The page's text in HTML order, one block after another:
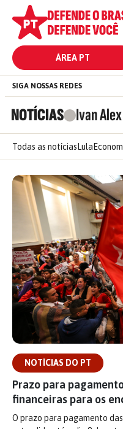
ÁREA PT
NOTÍCIAS Ivan Alex
SIGA NOSSAS REDES
Todas as notícias Lula
NOTÍCIAS DO PT
Prazo para
financeiras para os
O prazo para pagamento